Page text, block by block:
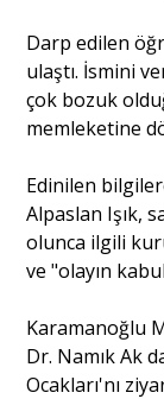
Darp edilen
ulaştı. İsmini
çok bozuk
memleketine
Edinilen
Alpaslan Işık,
olunca ilgili
ve "olayın
Karamanoğlu
Dr. Namık Ak
Ocakları'nı